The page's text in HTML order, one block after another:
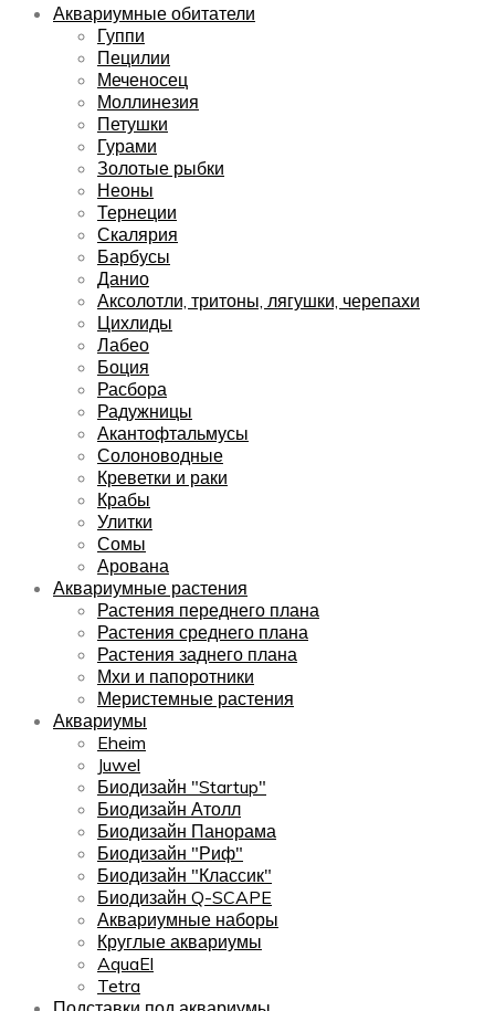
Аквариумные обитатели
Гуппи
Пецилии
Меченосец
Моллинезия
Петушки
Гурами
Золотые рыбки
Неоны
Тернеции
Скалярия
Барбусы
Данио
Аксолотли, тритоны, лягушки, черепахи
Цихлиды
Лабео
Боция
Расбора
Радужницы
Акантофтальмусы
Солоноводные
Креветки и раки
Крабы
Улитки
Сомы
Арована
Аквариумные растения
Растения переднего плана
Растения среднего плана
Растения заднего плана
Мхи и папоротники
Меристемные растения
Аквариумы
Eheim
Juwel
Биодизайн "Startup"
Биодизайн Атолл
Биодизайн Панорама
Биодизайн "Риф"
Биодизайн "Классик"
Биодизайн Q-SCAPE
Аквариумные наборы
Круглые аквариумы
AquaEl
Tetra